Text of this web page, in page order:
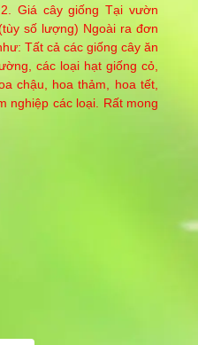
Giá cây giống Tại vườn
số lượng) Ngoài ra đơn
Tất cả các giống cây ăn
các loại hạt giống cỏ,
chậu, hoa thảm, hoa tết,
nghiệp các loại. Rất mong